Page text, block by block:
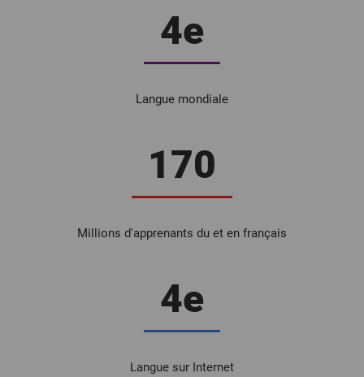
4e
Langue mondiale
170
Millions d'apprenants du et en français
4e
Langue sur Internet